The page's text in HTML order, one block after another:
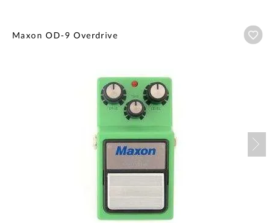
Maxon OD-9 Overdrive